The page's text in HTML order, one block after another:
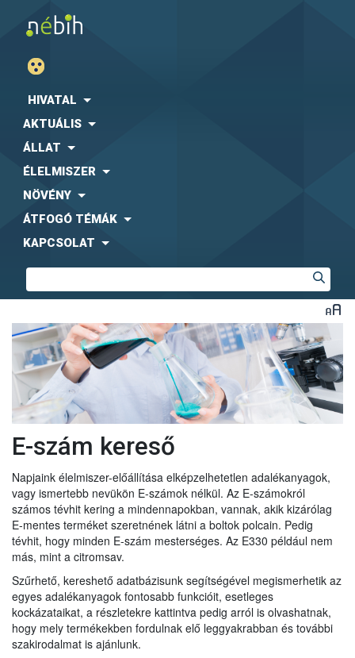
HIVATAL
AKTUÁLIS
ÁLLAT
ÉLELMISZER
NÖVÉNY
ÁTFOGÓ TÉMÁK
KAPCSOLAT
E-szám kereső
Napjaink élelmiszer-előállítása elképzelhetetlen adalékanyagok,
vagy ismertebb nevükön E-számok nélkül. Az E-számokról
számos tévhit kering a mindennapokban, vannak, akik kizárólag
E-mentes terméket szeretnének látni a boltok polcain. Pedig
tévhit, hogy minden E-szám mesterséges. Az E330 például nem
más, mint a citromsav.
Szűrhető, kereshető adatbázisunk segítségével megismerhetik az
egyes adalékanyagok fontosabb funkcióit, esetleges
kockázataikat, a részletekre kattintva pedig arról is olvashatnak,
hogy mely termékekben fordulnak elő leggyakrabban és további
szakirodalmat is ajánlunk.